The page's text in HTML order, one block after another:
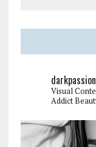
Visual
Addict